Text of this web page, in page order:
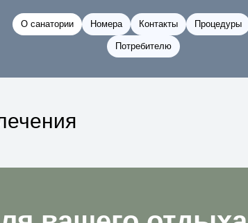
О санатории Номера Контакты Процедуры
Потребителю